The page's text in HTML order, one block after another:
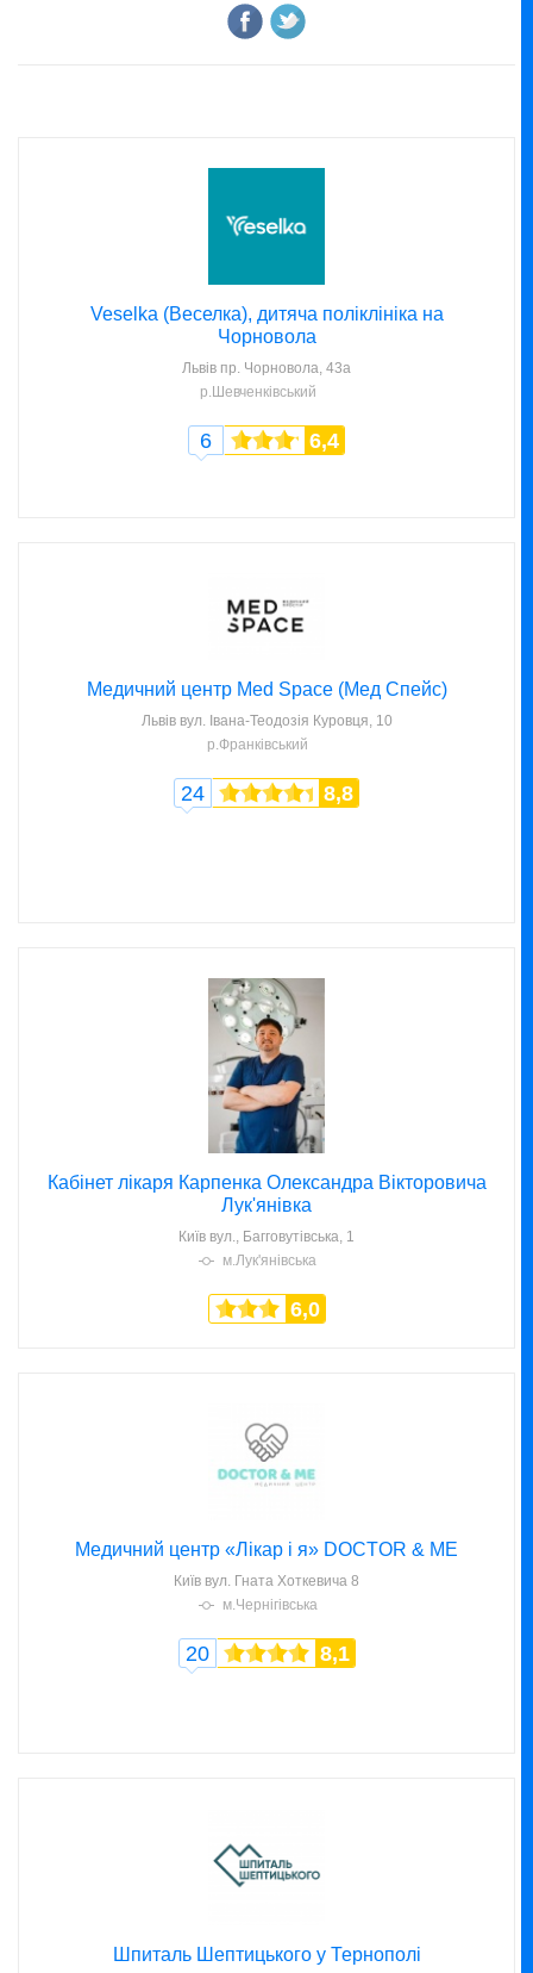
Veselka (Веселка), дитяча поліклініка на
Чорновола
Львів пр. Чорновола, 43а
р.Шевченківський
6 6,4
Медичний центр Med Space (Мед Спейс)
Львів вул. Івана-Теодозія Куровця, 10
р.Франківський
24 8,8
Кабінет лікаря Карпенка Олександра Вікторовича
Лук'янівка
Київ вул., Багговутівська, 1
м.Лук'янівська
6,0
Медичний центр «Лікар і я» DOCTOR & ME
Київ вул. Гната Хоткевича 8
м.Чернігівська
20 8,1
Шпиталь Шептицького у Тернополі